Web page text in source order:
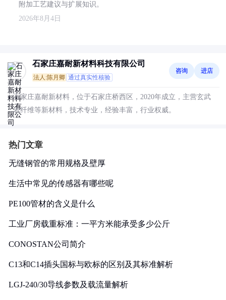
附加工艺建议与扩展知识。
2026年8月4日
石家庄嘉耐新材料科技有限公司
法人:陈月卿 通过真实性核验
咨询 进店
石家庄嘉耐新材料，位于石家庄桥西区，2020年成立，主营玄武
岩纤维等新材料，技术专业，经验丰富，行业权威。
热门文章
无缝钢管的常用规格及壁厚
生活中常见的传感器有哪些呢
PE100管材的含义是什么
工业厂房载重标准：一平方米能承受多少公斤
CONOSTAN公司简介
C13和C14插头国标与欧标的区别及其标准解析
LGJ-240/30导线参数及载流量解析